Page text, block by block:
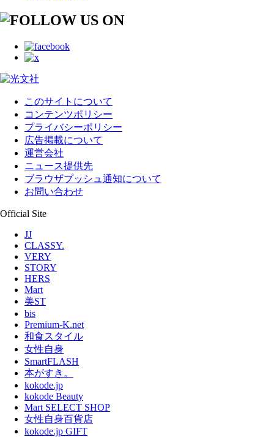
このサイトについて
コンテンツポリシー
プライバシーポリシー
広告掲載について
運営会社
ニュース提供先
ブラウザプッシュ通知について
お問い合わせ
Official Site
JJ
CLASSY.
VERY
STORY
HERS
Mart
美ST
bis
Premium-K.net
和食スタイル
女性自身
SmartFLASH
本がすき。
kokode.jp
kokode Beauty
Mart SELECT SHOP
女性自身百貨店
kokode.jp GIFT